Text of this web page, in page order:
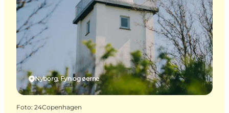
Nyborg, Fyn og øerne
Foto: 24Copenhagen